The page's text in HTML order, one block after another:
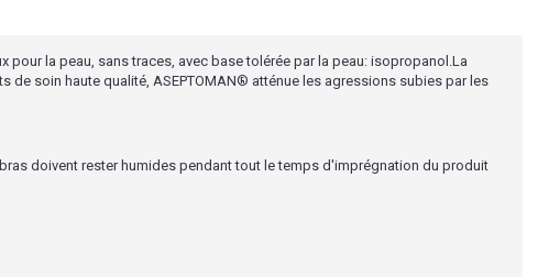
la peau, sans traces, avec base tolérée par la peau: isopropanol.La
soin haute qualité, ASEPTOMAN® atténue les agressions subies par les
doivent rester humides pendant tout le temps d'imprégnation du produit